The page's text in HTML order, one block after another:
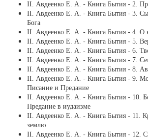
ІІ. Авдеенко Е. А. - Книга Бытия - 2.
ІІ. Авдеенко Е. А. - Книга Бытия - 3.
Бога
ІІ. Авдеенко Е. А. - Книга Бытия - 4. О
ІІ. Авдеенко Е. А. - Книга Бытия - 5.
ІІ. Авдеенко Е. А. - Книга Бытия - 6.
ІІ. Авдеенко Е. А. - Книга Бытия - 7.
ІІ. Авдеенко Е. А. - Книга Бытия - 8.
ІІ. Авдеенко Е. А. - Книга Бытия - 9.
Писание и Предание
ІІ. Авдеенко Е. А. - Книга Бытия - 10.
Предание в иудаизме
ІІ. Авдеенко Е. А. - Книга Бытия - 11.
землю
ІІ. Авдеенко Е. А. - Книга Бытия - 12.